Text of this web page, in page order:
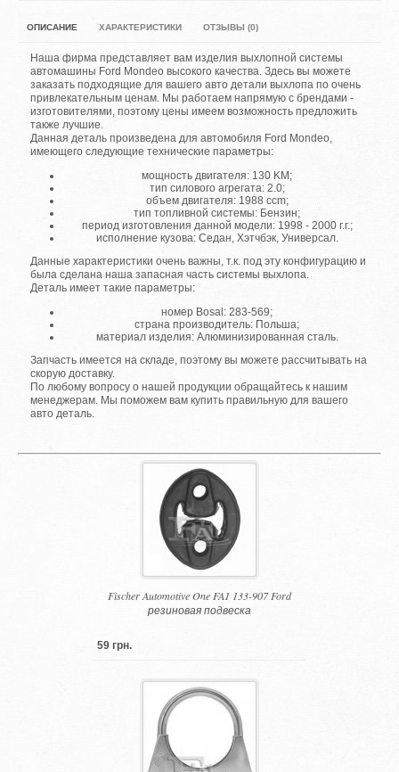
ОПИСАНИЕ ХАРАКТЕРИСТИКИ ОТЗЫВЫ (0)
Наша фирма представляет вам изделия выхлопной системы
автомашины Ford Mondeo высокого качества. Здесь вы можете
заказать подходящие для вашего авто детали выхлопа по очень
привлекательным ценам. Мы работаем напрямую с брендами -
изготовителями, поэтому цены имеем возможность предложить
также лучшие.
Данная деталь произведена для автомобиля Ford Mondeo,
имеющего следующие технические параметры:
мощность двигателя: 130 KM;
тип силового агрегата: 2.0;
объем двигателя: 1988 ccm;
тип топливной системы: Бензин;
период изготовления данной модели: 1998 - 2000 г.г.;
исполнение кузова: Седан, Хэтчбэк, Универсал.
Данные характеристики очень важны, т.к. под эту конфигурацию и
была сделана наша запасная часть системы выхлопа.
Деталь имеет такие параметры:
номер Bosal: 283-569;
страна производитель: Польша;
материал изделия: Алюминизированная сталь.
Запчасть имеется на складе, поэтому вы можете рассчитывать на
скорую доставку.
По любому вопросу о нашей продукции обращайтесь к нашим
менеджерам. Мы поможем вам купить правильную для вашего
авто деталь.
Fischer Automotive One FA1 133-907 Ford
резиновая подвеска
59 грн.